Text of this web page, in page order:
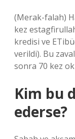
(Merak-falah)
kez
kredisi ve
verildi). Bu
sonra 70 kez
Kim bu
ederse?